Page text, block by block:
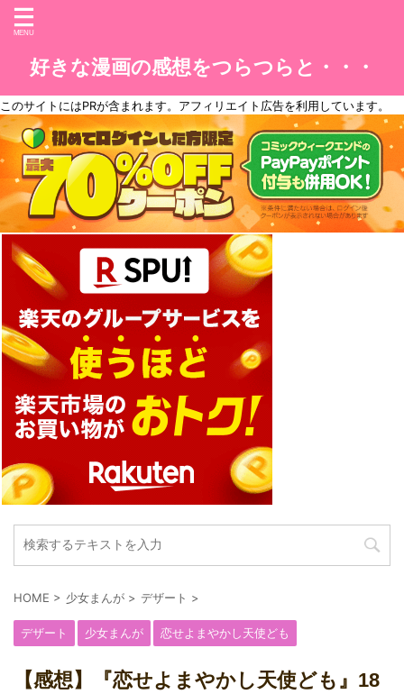
好きな漫画の感想をつらつらと・・・
このサイトにはPRが含まれます。アフィリエイト広告を利用しています。
HOME > 少女まんが > デザート >
デザート 少女まんが 恋せよまやかし天使ども
【感想】『恋せよまやかし天使ども』18